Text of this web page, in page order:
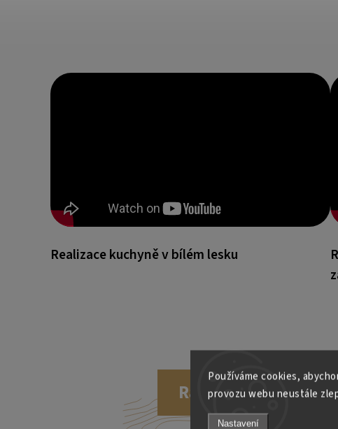
Používáme cookies,
provozu webu neustále
Nastavení
Realizace kuchyně v bílém lesku
Rádi Vám